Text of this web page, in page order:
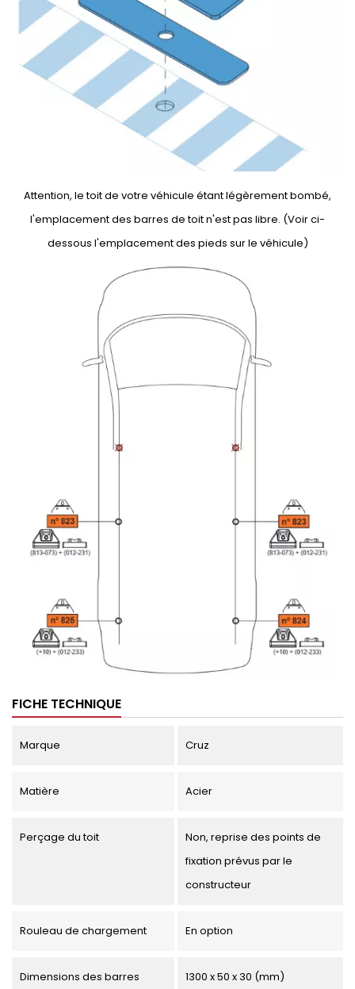
Attention, le toit de votre véhicule étant légèrement bombé,
l'emplacement des barres de toit n'est pas libre. (Voir ci-
dessous l'emplacement des pieds sur le véhicule)
FICHE TECHNIQUE
Marque Cruz
Matière Acier
Perçage du toit
Non, reprise des points de
fixation prévus par le
constructeur
Rouleau de chargement En option
Dimensions des barres 1300 x 50 x 30 (mm)